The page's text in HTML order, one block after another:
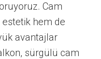
Cam
hem de
avantajlar
sürgülü cam